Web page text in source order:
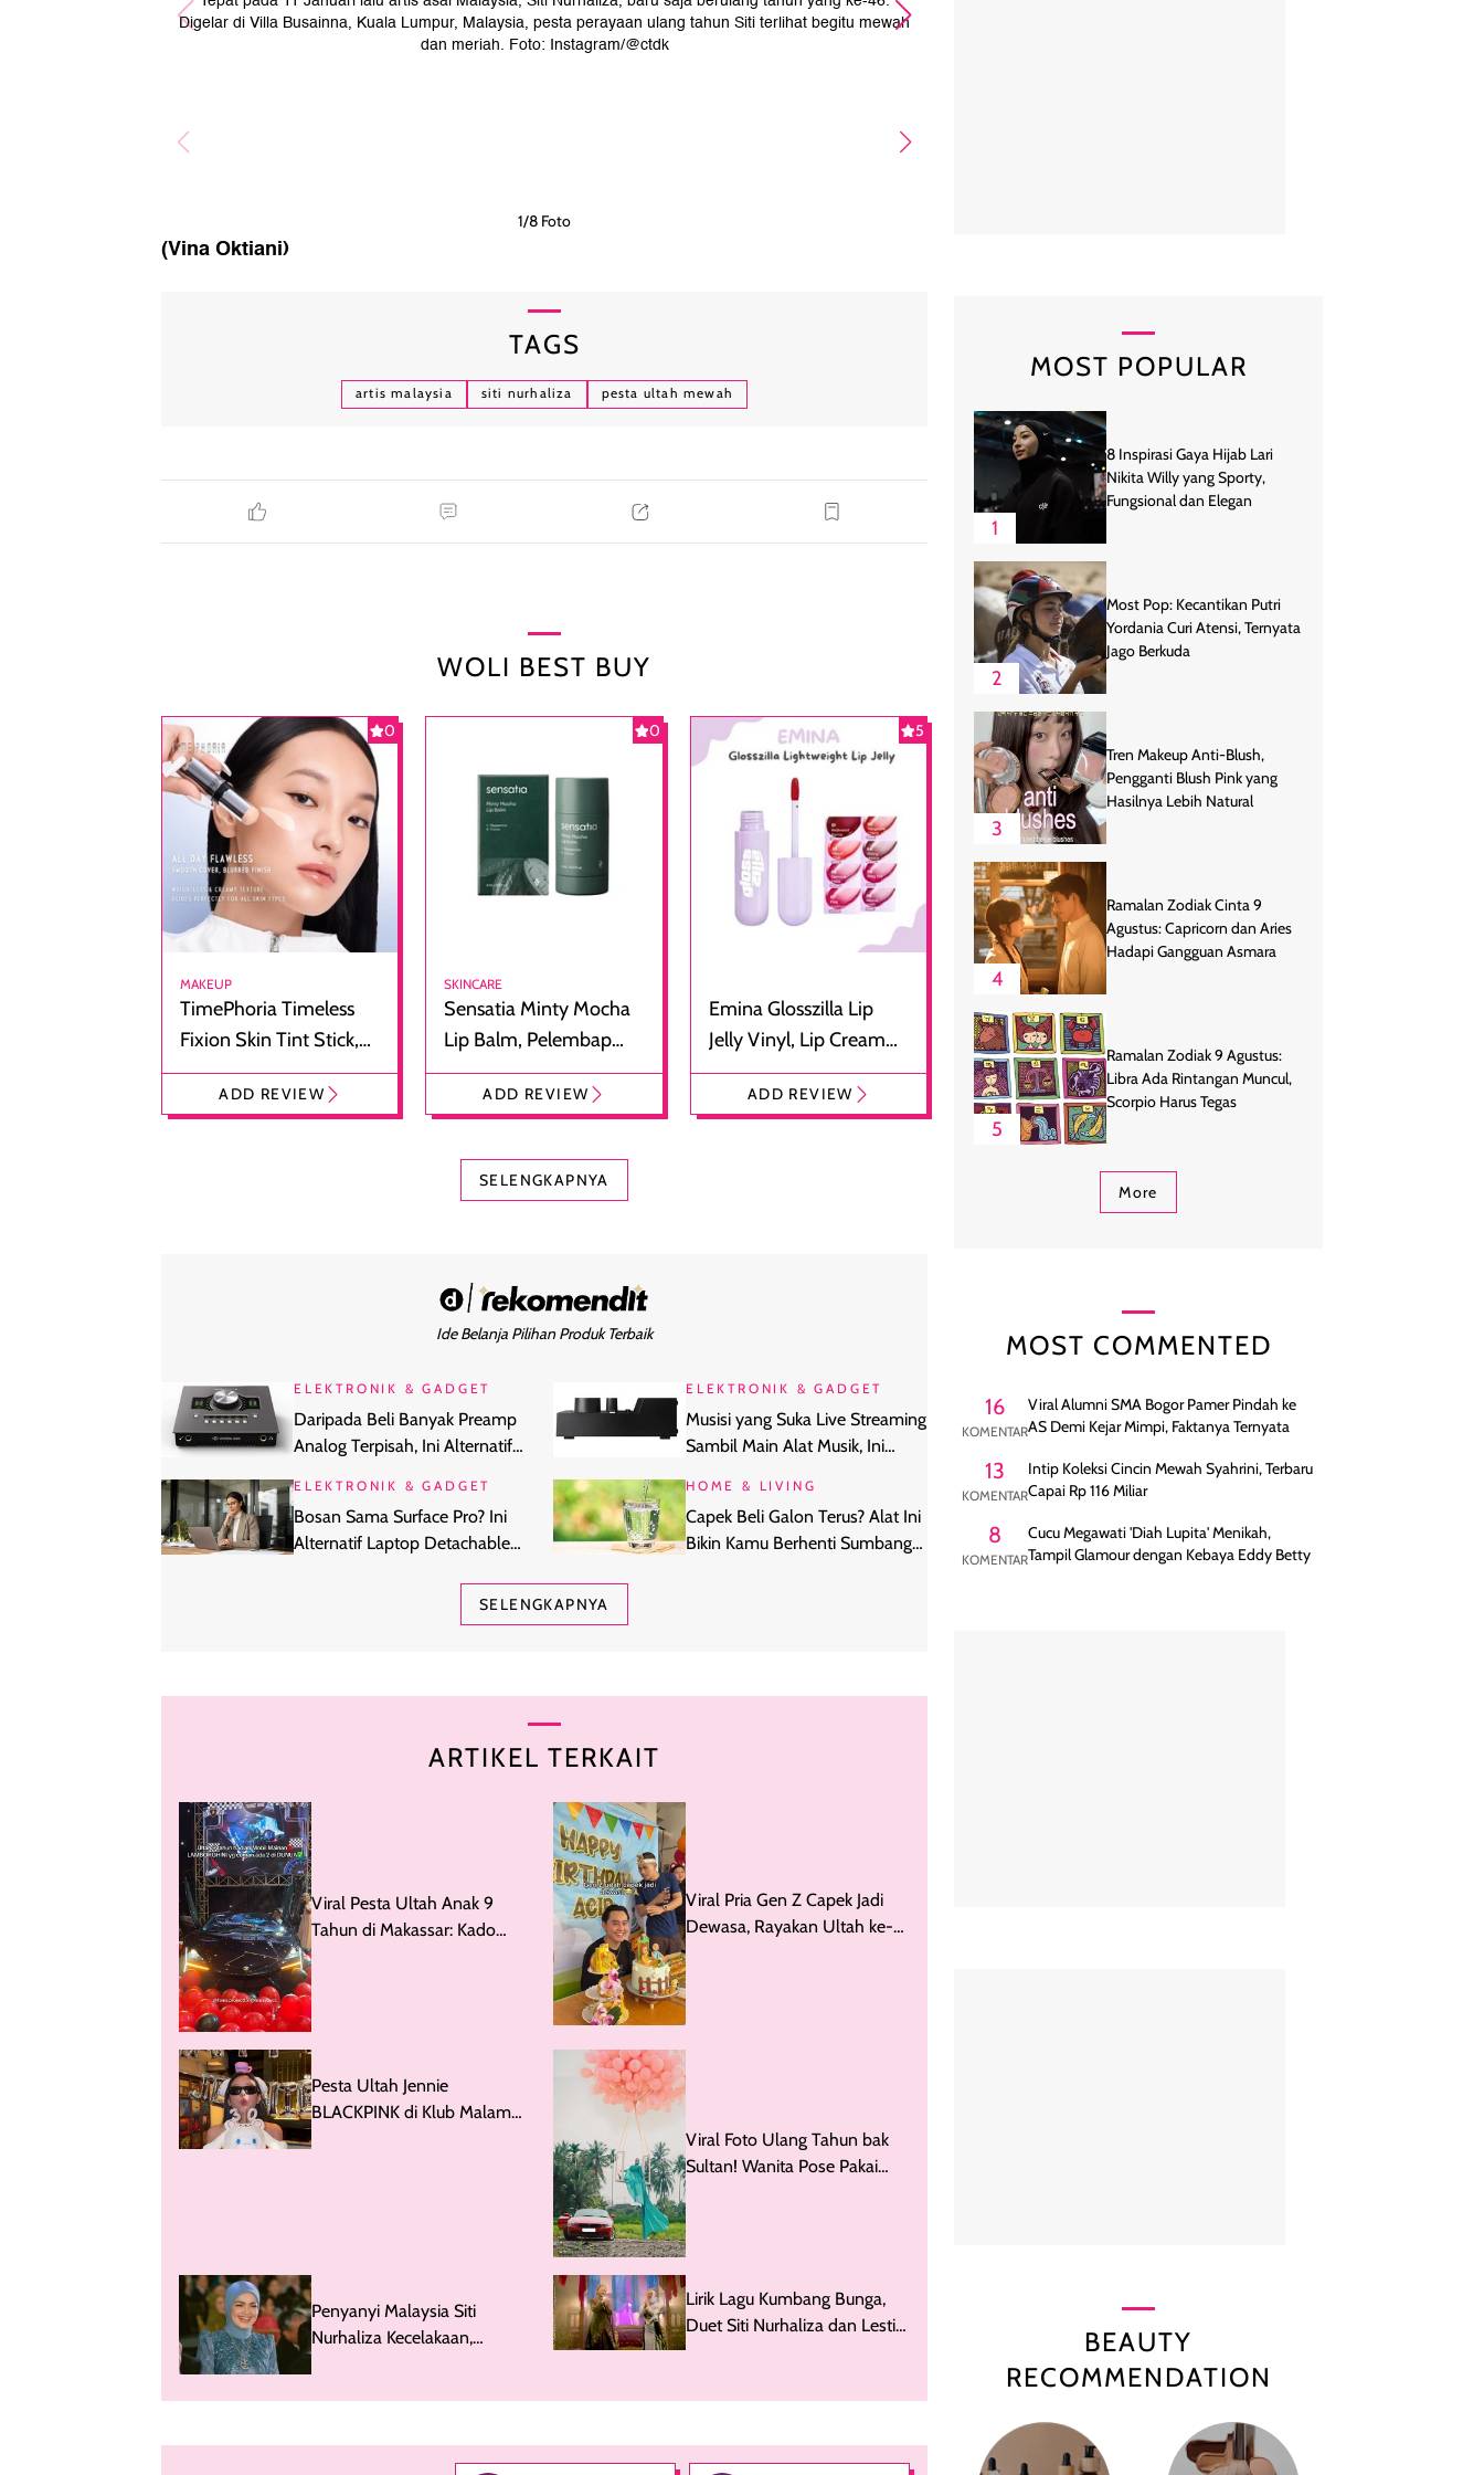
Digelar di Villa Busainna, Kuala Lumpur, Malaysia, pesta perayaan ulang tahun Siti terlihat begitu mewah
dan meriah. Foto: Instagram/@ctdk
1/8 Foto
(Vina Oktiani)
TAGS
artis malaysia siti nurhaliza pesta ultah mewah
WOLI BEST BUY
0
MAKEUP
TimePhoria Timeless
Fixion Skin Tint Stick,
Foundation dan
Concealer 2-in-1
ADD REVIEW
0
SKINCARE
Sensatia Minty Mocha
Lip Balm, Pelembap
Bibir dengan Aroma
CokelatADD REVIEW
5
Emina Glosszilla Lip
Jelly Vinyl, Lip Cream
Glossy Ringan dengan
Efek Bibir Plumpy
ADD REVIEW
SELENGKAPNYA
Ide Belanja Pilihan Produk Terbaik
ELEKTRONIK & GADGET
Daripada Beli Banyak Preamp
Analog Terpisah, Ini Alternatif
ELEKTRONIK & GADGET
Musisi yang Suka Live Streaming
Sambil Main Alat Musik, Ini
ELEKTRONIK & GADGET
Bosan Sama Surface Pro? Ini
Alternatif Laptop Detachable
HOME & LIVING
Capek Beli Galon Terus? Alat Ini
Bikin Kamu Berhenti Sumbang
SELENGKAPNYA
ARTIKEL TERKAIT
Viral Pesta Ultah Anak 9
Tahun di Makassar: Kado
Viral Pria Gen Z Capek Jadi
Dewasa, Rayakan Ultah ke-
Pesta Ultah Jennie
BLACKPINK di Klub Malam
Viral Foto Ulang Tahun bak
Sultan! Wanita Pose Pakai
Penyanyi Malaysia Siti
Nurhaliza Kecelakaan,
Lirik Lagu Kumbang Bunga,
Duet Siti Nurhaliza dan Lesti
MOST POPULAR
1
8 Inspirasi Gaya Hijab Lari
Nikita Willy yang Sporty,
Fungsional dan Elegan
2
Most Pop: Kecantikan Putri
Yordania Curi Atensi, Ternyata
Jago Berkuda
3
Tren Makeup Anti-Blush,
Pengganti Blush Pink yang
Hasilnya Lebih Natural
4
Ramalan Zodiak Cinta 9
Agustus: Capricorn dan Aries
Hadapi Gangguan Asmara
5
Ramalan Zodiak 9 Agustus:
Libra Ada Rintangan Muncul,
Scorpio Harus Tegas
More
MOST COMMENTED
16
KOMENTAR
Viral Alumni SMA Bogor Pamer Pindah ke
AS Demi Kejar Mimpi, Faktanya Ternyata
13
KOMENTAR
Intip Koleksi Cincin Mewah Syahrini, Terbaru
Capai Rp 116 Miliar
8
KOMENTAR
Cucu Megawati 'Diah Lupita' Menikah,
Tampil Glamour dengan Kebaya Eddy Betty
BEAUTY
RECOMMENDATION